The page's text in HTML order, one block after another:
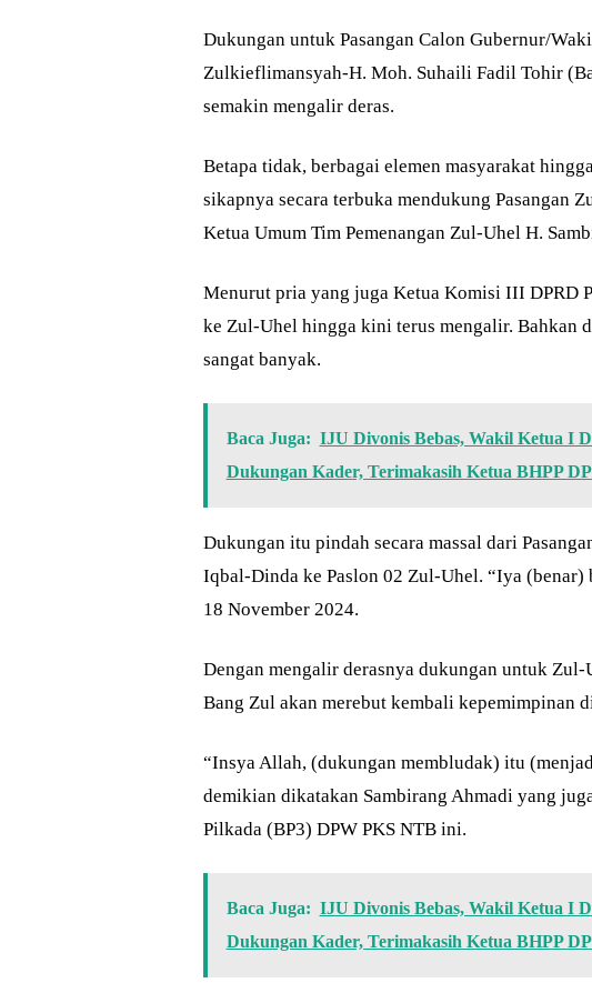
Dukungan untuk Pasangan Calon Gubernur/
Zulkieflimansyah-H. Moh. Suhaili Fadil Tohir
semakin mengalir deras.
Betapa tidak, berbagai elemen masyarakat
sikapnya secara terbuka mendukung Pasangan
Ketua Umum Tim Pemenangan Zul-Uhel H.
Menurut pria yang juga Ketua Komisi III DPRD
ke Zul-Uhel hingga kini terus mengalir. Bahkan
sangat banyak.
Baca Juga: IJU Divonis Bebas, Wakil Ketua I
Dukungan Kader, Terimakasih Ketua BHPP
Dukungan itu pindah secara massal dari
Iqbal-Dinda ke Paslon 02 Zul-Uhel. “Iya (benar)
18 November 2024.
Dengan mengalir derasnya dukungan untuk
Bang Zul akan merebut kembali kepemimpinan
“Insya Allah, (dukungan membludak) itu
demikian dikatakan Sambirang Ahmadi yang
Pilkada (BP3) DPW PKS NTB ini.
Baca Juga: IJU Divonis Bebas, Wakil Ketua I
Dukungan Kader, Terimakasih Ketua BHPP